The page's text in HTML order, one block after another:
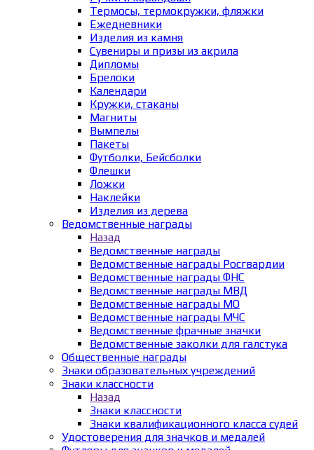
Термосы, термокружки, фляжки
Ежедневники
Изделия из камня
Сувениры и призы из акрила
Дипломы
Брелоки
Календари
Кружки, стаканы
Магниты
Вымпелы
Пакеты
Футболки, Бейсболки
Флешки
Ложки
Наклейки
Изделия из дерева
Ведомственные награды
Назад
Ведомственные награды
Ведомственные награды Росгвардии
Ведомственные награды ФНС
Ведомственные награды МВД
Ведомственные награды МО
Ведомственные награды МЧС
Ведомственные фрачные значки
Ведомственные заколки для галстука
Общественные награды
Знаки образовательных учреждений
Знаки классности
Назад
Знаки классности
Знаки квалификационного класса судей
Удостоверения для значков и медалей